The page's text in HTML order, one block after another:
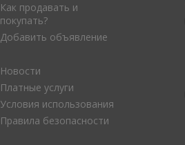
Как продавать и
покупать?
Добавить объявление
Новости
Платные услуги
Условия использования
Правила безопасности